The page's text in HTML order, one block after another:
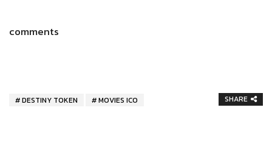
comments
DESTINY TOKEN MOVIES ICO SHARE